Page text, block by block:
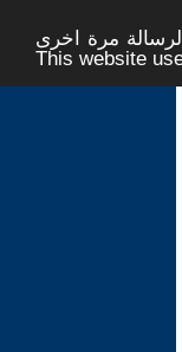
مرة اخرى -
This website